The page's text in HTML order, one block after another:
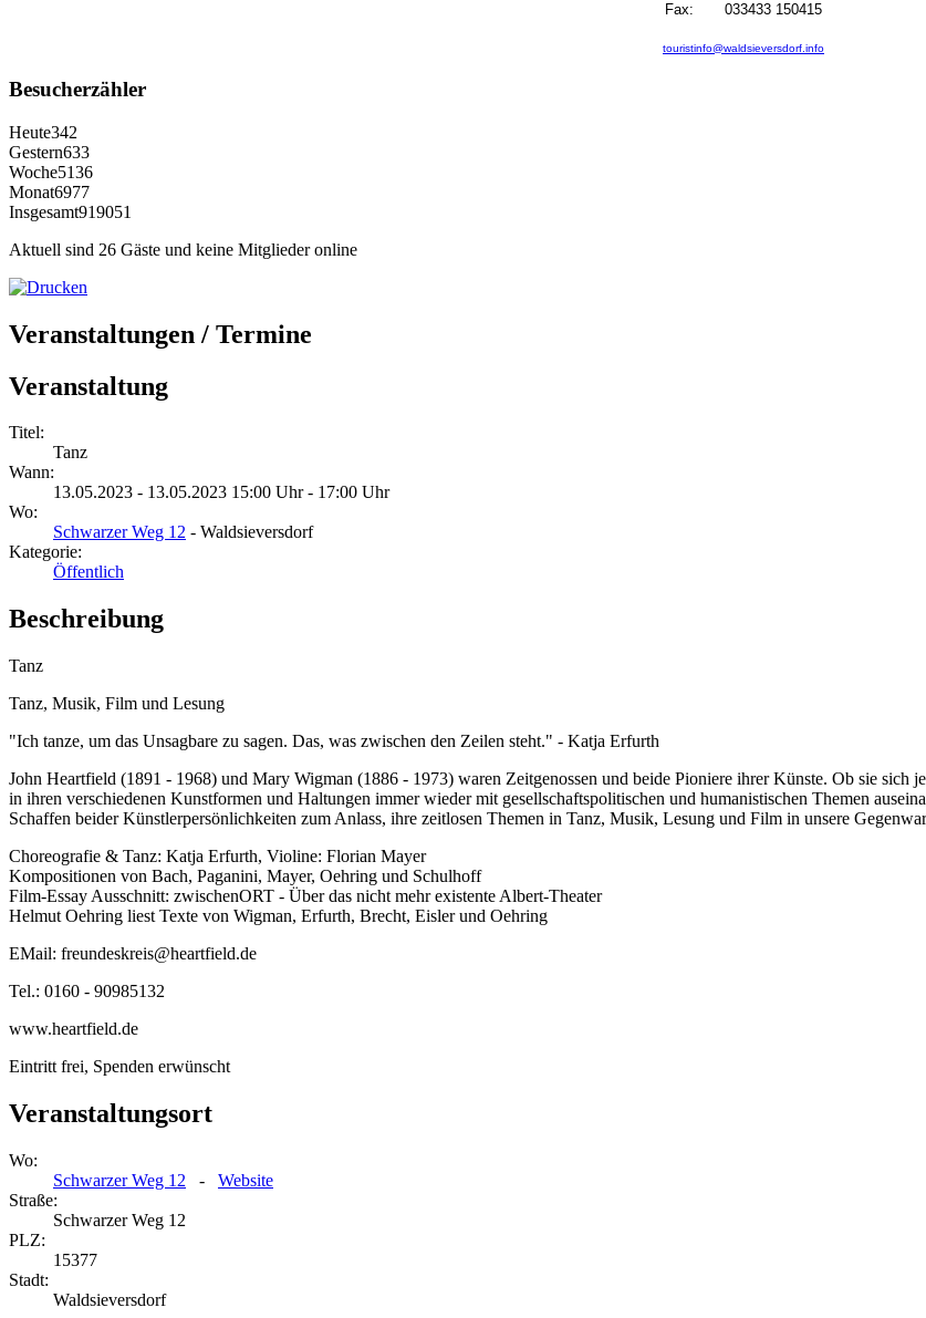
Fax: 033433 150415
touristinfo@waldsieversdorf.info
Besucherzähler
Heute342
Gestern633
Woche5136
Monat6977
Insgesamt919051
Aktuell sind 26 Gäste und keine Mitglieder online
Veranstaltungen / Termine
Veranstaltung
Titel:
Tanz
Wann:
13.05.2023 - 13.05.2023 15:00 Uhr - 17:00 Uhr
Wo:
Schwarzer Weg 12 - Waldsieversdorf
Kategorie:
Öffentlich
Beschreibung
Tanz
Tanz, Musik, Film und Lesung
"Ich tanze, um das Unsagbare zu sagen. Das, was zwischen den Zeilen steht." - Katja Erfurth
John Heartfield (1891 - 1968) und Mary Wigman (1886 - 1973) waren Zeitgenossen und beide Pioniere ihrer Künste. Ob sie sich
in ihren verschiedenen Kunstformen und Haltungen immer wieder mit gesellschaftspolitischen und humanistischen Themen
Schaffen beider Künstlerpersönlichkeiten zum Anlass, ihre zeitlosen Themen in Tanz, Musik, Lesung und Film in unsere
Choreografie & Tanz: Katja Erfurth, Violine: Florian Mayer
Kompositionen von Bach, Paganini, Mayer, Oehring und Schulhoff
Film-Essay Ausschnitt: zwischenORT - Über das nicht mehr existente Albert-Theater
Helmut Oehring liest Texte von Wigman, Erfurth, Brecht, Eisler und Oehring
EMail: freundeskreis@heartfield.de
Tel.: 0160 - 90985132
www.heartfield.de
Eintritt frei, Spenden erwünscht
Veranstaltungsort
Wo:
Schwarzer Weg 12 - Website
Straße:
Schwarzer Weg 12
PLZ:
15377
Stadt:
Waldsieversdorf